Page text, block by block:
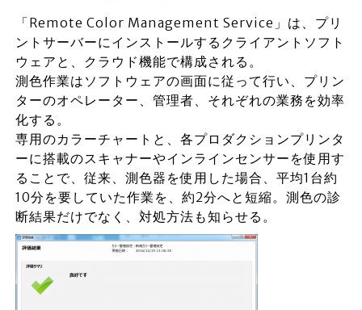
「Remote Color Management Service」は、プリ
ントサーバーにインストールするクライアントソフト
ウェアと、クラウド機能で構成される。
測色作業はソフトウェアの画面に従って行い、プリン
ターのオペレーター、管理者、それぞれの業務を効率
化する。
専用のカラーチャートと、各プロダクションプリンタ
ーに搭載のスキャナーやインラインセンサーを使用す
ることで、従来、測色器を使用した場合、平均1台約
10分を要していた作業を、約2分へと短縮。測色の診
断結果だけでなく、対処方法も知らせる。